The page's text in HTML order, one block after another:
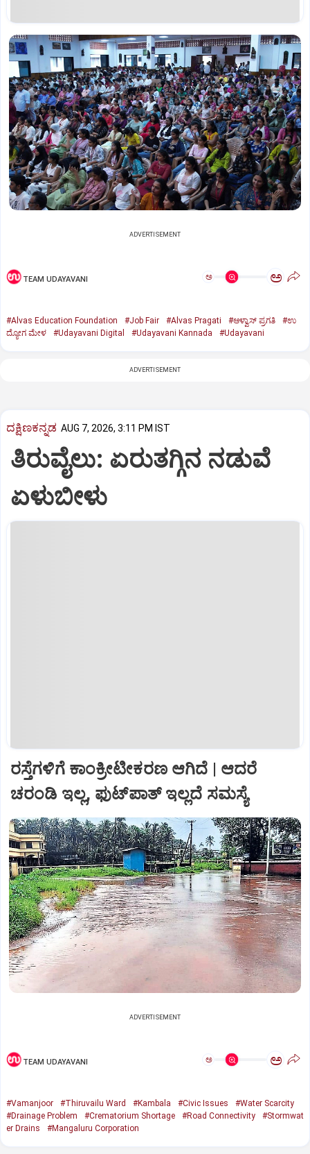
ADVERTISEMENT
TEAM UDAYAVANI ಅ ಅ
#Alvas Education Foundation #Job Fair #Alvas Pragati #ಆಳ್ವಾಸ್‌ ಪ್ರಗತಿ
#ಉ
ದ್ಯೋಗ ಮೇಳ
#Udayavani Digital #Udayavani Kannada #Udayavani
ADVERTISEMENT
ದಕ್ಷಿಣಕನ್ನಡ AUG 7, 2026, 3:11 PM IST
ತಿರುವೈಲು: ಏರುತಗ್ಗಿನ ನಡುವೆ
ಏಳುಬೀಳು
ರಸ್ತೆಗಳಿಗೆ ಕಾಂಕ್ರೀಟೀಕರಣ ಆಗಿದೆ | ಆದರೆ
ಚರಂಡಿ ಇಲ್ಲ, ಫುಟ್‌ಪಾತ್‌ ಇಲ್ಲದೆ ಸಮಸ್ಯೆ
ADVERTISEMENT
TEAM UDAYAVANI ಅ ಅ
#Vamanjoor #Thiruvailu Ward #Kambala #Civic Issues
#Water Scarcity
#Drainage Problem
#Crematorium Shortage #Road Connectivity
#Stormwat
er Drains
#Mangaluru Corporation